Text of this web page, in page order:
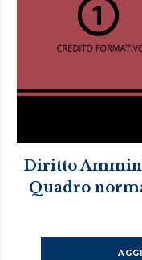
Diritto
Quadro